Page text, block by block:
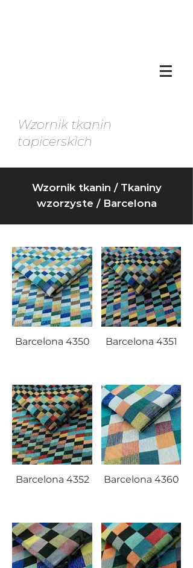
Wzornik tkanin
tapicerskich
Wzornik tkanin / Tkaniny
wzorzyste / Barcelona
Barcelona 4350 Barcelona 4351
Barcelona 4352 Barcelona 4360